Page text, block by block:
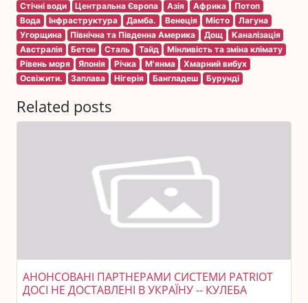
Стічні води
Центральна Європа Азія Африка
Потоп
Вода
Інфраструктура Дамба. Венеція Місто
Лагуна
Угорщина
Північна та Південна Америка Дощ
Каналізація
Австралія
Бетон Сталь Тайд
Мінливість та зміна клімату
Рівень моря
Японія Річка М'янма
Хмарний вибух
Освіжити.
Заплава Нігерія Бангладеш Бурунді
Related posts
АНОНСОВАНІ ПАРТНЕРАМИ СИСТЕМИ PATRIOT
ДОСІ НЕ ДОСТАВЛЕНІ В УКРАЇНУ -- КУЛЕБА